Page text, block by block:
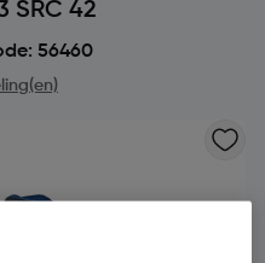
SRC 42
56460